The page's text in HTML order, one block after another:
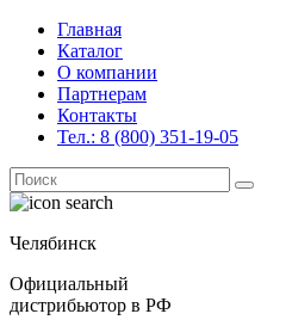
Главная
Каталог
О компании
Партнерам
Контакты
Тел.: 8 (800) 351-19-05
Поиск
for:
Челябинск
Официальный
дистрибьютор в РФ